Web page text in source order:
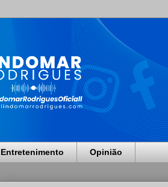
Entretenimento Opinião